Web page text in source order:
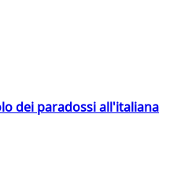
dei paradossi all'italiana